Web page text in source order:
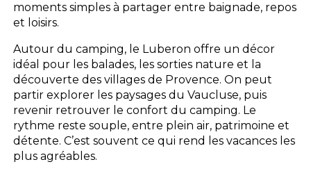
moments simples à partager entre baignade, repos
et loisirs.
Autour du camping, le Luberon offre un décor
idéal pour les balades, les sorties nature et la
découverte des villages de Provence. On peut
partir explorer les paysages du Vaucluse, puis
revenir retrouver le confort du camping. Le
rythme reste souple, entre plein air, patrimoine et
détente. C’est souvent ce qui rend les vacances les
plus agréables.